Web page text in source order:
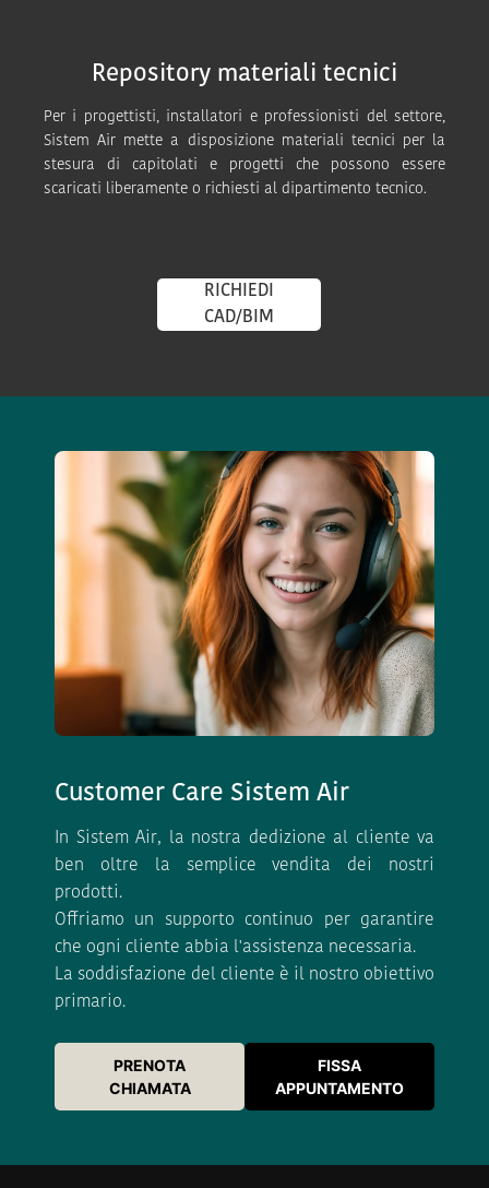
Repository materiali tecnici
Per i progettisti, installatori e professionisti del settore,
Sistem Air mette a disposizione materiali tecnici per la
stesura di capitolati e progetti che possono essere
scaricati liberamente o richiesti al dipartimento tecnico.
RICHIEDI
CAD/BIM
Customer Care Sistem Air
In Sistem Air, la nostra dedizione al cliente va
ben oltre la semplice vendita dei nostri
prodotti.
Offriamo un supporto continuo per garantire
che ogni cliente abbia l'assistenza necessaria.
La soddisfazione del cliente è il nostro obiettivo
primario.
PRENOTA
CHIAMATA
FISSA
APPUNTAMENTO